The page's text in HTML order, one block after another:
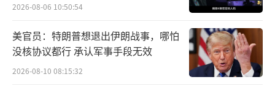
2026-08-06 10:50:54
美官员：特朗普想退出伊朗战事，哪怕
没核协议都行 承认军事手段无效
2026-08-10 08:15:32